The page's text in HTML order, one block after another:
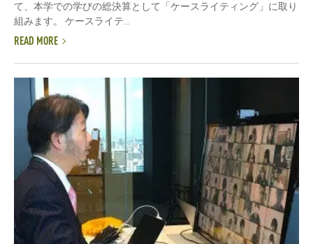
て、本学での学びの総決算として「ケースライティング」に取り
組みます。 ケースライテ...
READ MORE